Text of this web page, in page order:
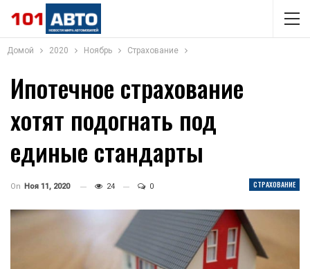
Домой 2020 Ноябрь Страхование
Ипотечное страхование
хотят подогнать под
единые стандарты
СТРАХОВАНИЕ
On Ноя 11, 2020 24 0